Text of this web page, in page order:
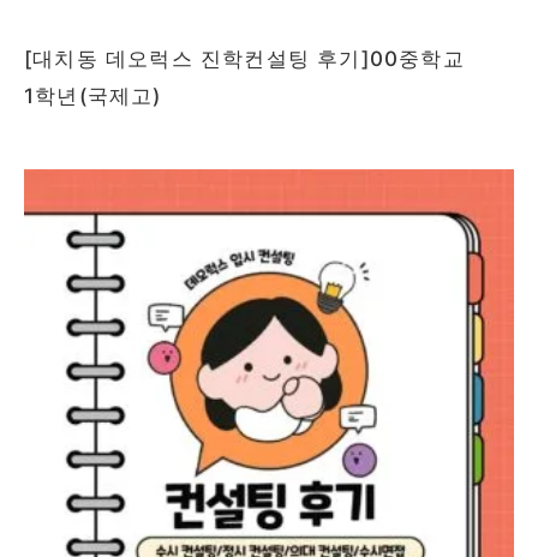
[대치동 데오럭스 진학컨설팅 후기]00중학교
1학년(국제고)